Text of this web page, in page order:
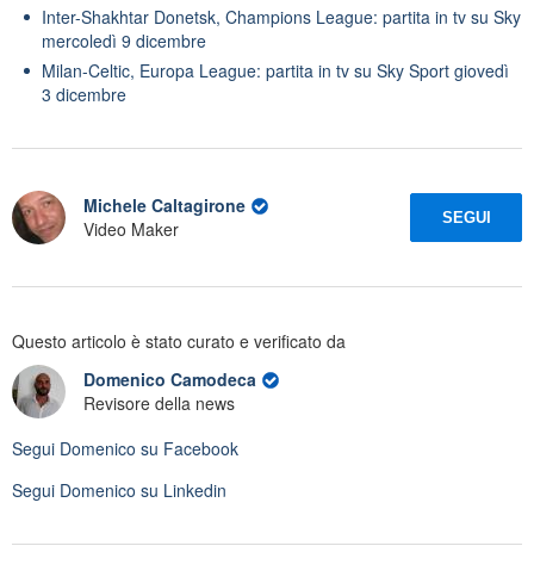
Inter-Shakhtar Donetsk, Champions League: partita in tv su Sky
mercoledì 9 dicembre
Milan-Celtic, Europa League: partita in tv su Sky Sport giovedì
3 dicembre
Michele Caltagirone
Video Maker
SEGUI
Questo articolo è stato curato e verificato da
Domenico Camodeca
Revisore della news
Segui Domenico su Facebook
Segui Domenico su Linkedin